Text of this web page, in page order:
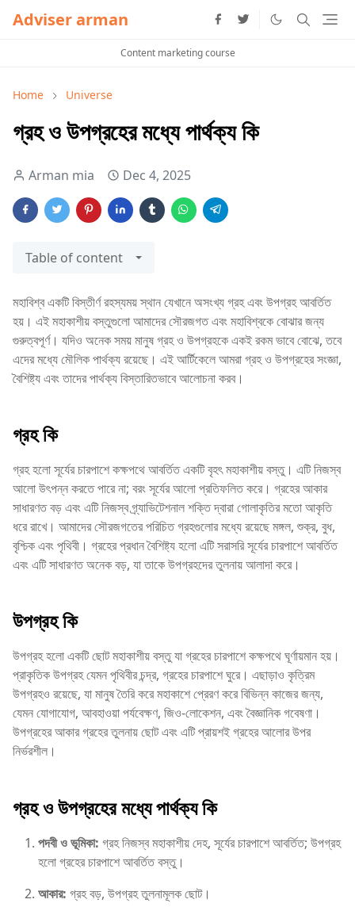
Adviser arman
Content marketing course
Home Universe
গ্রহ ও উপগ্রহের মধ্যে পার্থক্য কি
Arman mia Dec 4, 2025
Table of content
মহাবিশ্ব একটি বিস্তীর্ণ রহস্যময় স্থান যেখানে অসংখ্য গ্রহ এবং উপগ্রহ আবর্তিত
হয়। এই মহাকাশীয় বস্তুগুলো আমাদের সৌরজগত এবং মহাবিশ্বকে বোঝার জন্য
গুরুত্বপূর্ণ। যদিও অনেক সময় মানুষ গ্রহ ও উপগ্রহকে একই রকম ভাবে বোঝে, তবে
এদের মধ্যে মৌলিক পার্থক্য রয়েছে। এই আর্টিকেলে আমরা গ্রহ ও উপগ্রহের সংজ্ঞা,
বৈশিষ্ট্য এবং তাদের পার্থক্য বিস্তারিতভাবে আলোচনা করব।
গ্রহ কি
গ্রহ হলো সূর্যের চারপাশে কক্ষপথে আবর্তিত একটি বৃহৎ মহাকাশীয় বস্তু। এটি নিজস্ব
আলো উৎপন্ন করতে পারে না; বরং সূর্যের আলো প্রতিফলিত করে। গ্রহের আকার
সাধারণত বড় এবং এটি নিজস্ব গ্র্যাভিটেশনাল শক্তি দ্বারা গোলাকৃতির মতো আকৃতি
ধরে রাখে। আমাদের সৌরজগতের পরিচিত গ্রহগুলোর মধ্যে রয়েছে মঙ্গল, শুক্র, বুধ,
বৃশ্চিক এবং পৃথিবী। গ্রহের প্রধান বৈশিষ্ট্য হলো এটি সরাসরি সূর্যের চারপাশে আবর্তিত
এবং এটি সাধারণত অনেক বড়, যা তাকে উপগ্রহদের তুলনায় আলাদা করে।
উপগ্রহ কি
উপগ্রহ হলো একটি ছোট মহাকাশীয় বস্তু যা গ্রহের চারপাশে কক্ষপথে ঘূর্ণায়মান হয়।
প্রাকৃতিক উপগ্রহ যেমন পৃথিবীর চন্দ্র, গ্রহের চারপাশে ঘুরে। এছাড়াও কৃত্রিম
উপগ্রহও রয়েছে, যা মানুষ তৈরি করে মহাকাশে প্রেরণ করে বিভিন্ন কাজের জন্য,
যেমন যোগাযোগ, আবহাওয়া পর্যবেক্ষণ, জিও-লোকেশন, এবং বৈজ্ঞানিক গবেষণা।
উপগ্রহের আকার গ্রহের তুলনায় ছোট এবং এটি প্রায়শই গ্রহের আলোর উপর
নির্ভরশীল।
গ্রহ ও উপগ্রহের মধ্যে পার্থক্য কি
পদবী ও ভূমিকা: গ্রহ নিজস্ব মহাকাশীয় দেহ, সূর্যের চারপাশে আবর্তিত; উপগ্রহ
হলো গ্রহের চারপাশে আবর্তিত বস্তু।
আকার: গ্রহ বড়, উপগ্রহ তুলনামূলক ছোট।